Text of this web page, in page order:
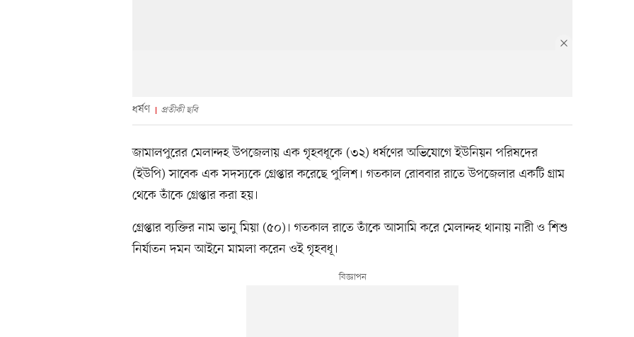
ধর্ষণ প্রতীকী ছবি
জামালপুরের মেলান্দহ উপজেলায় এক গৃহবধূকে (৩২) ধর্ষণের অভিযোগে ইউনিয়ন পরিষদের
(ইউপি) সাবেক এক সদস্যকে গ্রেপ্তার করেছে পুলিশ। গতকাল রোববার রাতে উপজেলার একটি গ্রাম
থেকে তাঁকে গ্রেপ্তার করা হয়।
গ্রেপ্তার ব্যক্তির নাম ভানু মিয়া (৫০)। গতকাল রাতে তাঁকে আসামি করে মেলান্দহ থানায় নারী ও শিশু
নির্যাতন দমন আইনে মামলা করেন ওই গৃহবধূ।